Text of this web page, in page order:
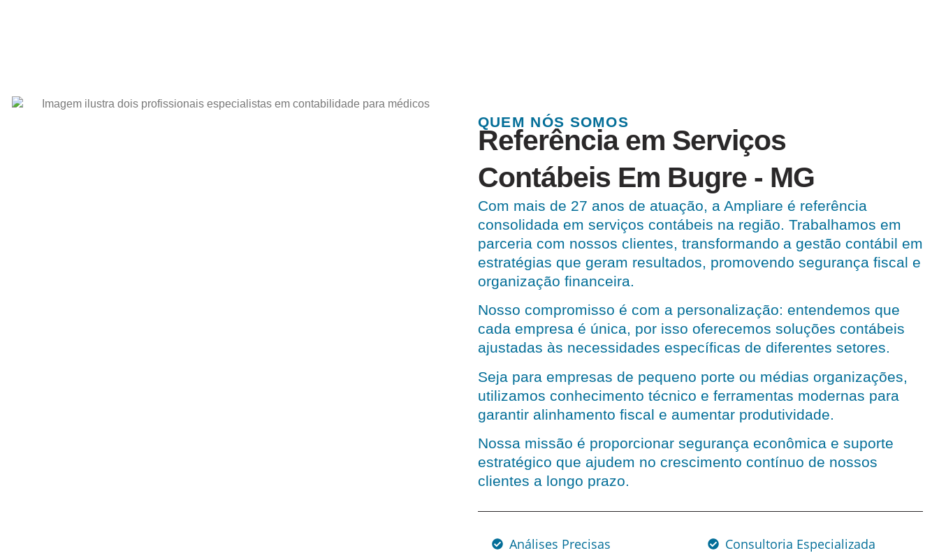
QUEM NÓS SOMOS
Referência em Serviços
Contábeis Em Bugre - MG
Com mais de 27 anos de atuação, a Ampliare é referência
consolidada em serviços contábeis na região. Trabalhamos em
parceria com nossos clientes, transformando a gestão contábil em
estratégias que geram resultados, promovendo segurança fiscal e
organização financeira.
Nosso compromisso é com a personalização: entendemos que
cada empresa é única, por isso oferecemos soluções contábeis
ajustadas às necessidades específicas de diferentes setores.
Seja para empresas de pequeno porte ou médias organizações,
utilizamos conhecimento técnico e ferramentas modernas para
garantir alinhamento fiscal e aumentar produtividade.
Nossa missão é proporcionar segurança econômica e suporte
estratégico que ajudem no crescimento contínuo de nossos
clientes a longo prazo.
Análises Precisas
Consultoria Especializada